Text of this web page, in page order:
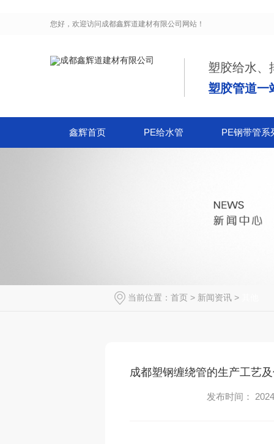
您好，欢迎访问 成都鑫辉道建材有限公司 网站！
塑胶给水、
塑胶管道一
鑫辉首页 PE给水管 PE钢带管系
当前位置： 首页 > 新闻资讯 >
成都塑钢缠绕管的生产工艺
发布时间：